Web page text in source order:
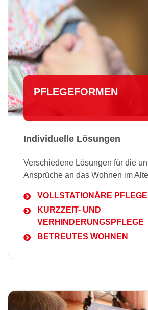
PFLE­GE­FOR­MEN
Individuelle Lösungen
Verschiedene Lösungen für die
Ansprüche an das Wohnen im
VOLLSTATIONÄRE PFLEGE
KURZZEIT- UND
VERHINDERUNGSPFLEGE
BETREUTES WOHNEN